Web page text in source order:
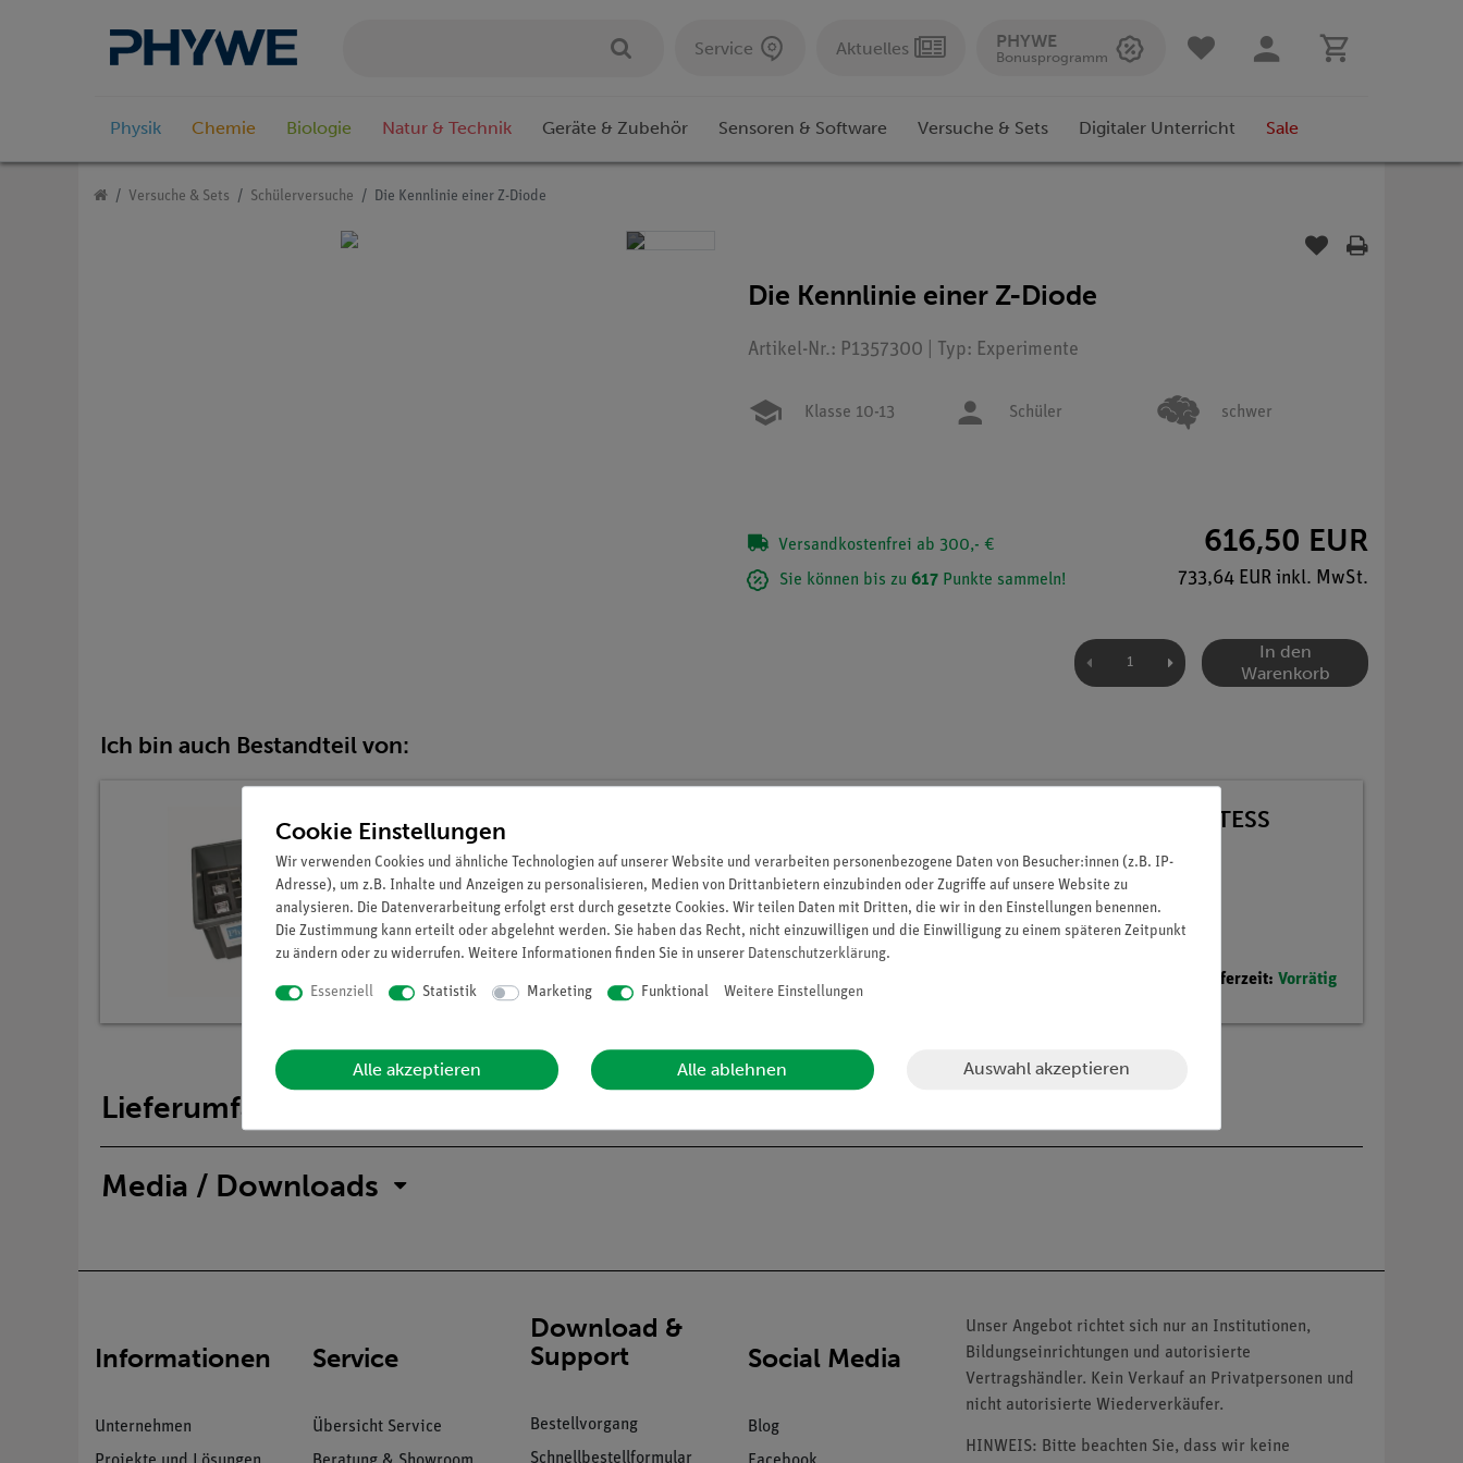
Service Aktuelles PHYWE
Bonusprogramm
Physik Chemie Biologie Natur & Technik Geräte & Zubehör Sensoren & Software Versuche & Sets Digitaler Unterricht Sale
Versuche & Sets Schülerversuche Die Kennlinie einer Z-Diode
Die Kennlinie einer Z-Diode
Artikel-Nr.: P1357300 | Typ: Experimente
Klasse 10-13 Schüler schwer
Versandkostenfrei ab 300,- €
Sie können bis zu 617 Punkte sammeln!
616,50 EUR
733,64 EUR inkl. MwSt.
In den
Warenkorb
Ich bin auch Bestandteil von:
Set Schülerversuche Elektrik auf Steckplatte 1 für 32 Versuche, TESS
Artikel-Nr.: 15281-88 | Typ: Set
Lieferzeit: Vorrätig
Lieferumfang
Media / Downloads
Informationen
Unternehmen
Service
Übersicht Service
Download &
Support
Bestellvorgang
Schnellbestellformular
Social Media
Blog
Unser Angebot richtet sich nur an Institutionen,
Bildungseinrichtungen und autorisierte
Vertragshändler. Kein Verkauf an Privatpersonen und
nicht autorisierte Wiederverkäufer.
HINWEIS: Bitte beachten Sie, dass wir keine
Cookie Einstellungen
Wir verwenden Cookies und ähnliche Technologien auf unserer Website und verarbeiten personenbezogene Daten von Besucher:innen (z.B. IP-
Adresse), um z.B. Inhalte und Anzeigen zu personalisieren, Medien von Drittanbietern einzubinden oder Zugriffe auf unsere Website zu
analysieren. Die Datenverarbeitung erfolgt erst durch gesetzte Cookies. Wir teilen Daten mit Dritten, die wir in den Einstellungen benennen.
Die Zustimmung kann erteilt oder abgelehnt werden. Sie haben das Recht, nicht einzuwilligen und die Einwilligung zu einem späteren Zeitpunkt
zu ändern oder zu widerrufen. Weitere Informationen finden Sie in unserer Daten­schutz­erklärung.
Essenziell Statistik Marketing Funktional Weitere Einstellungen
Alle akzeptieren Alle ablehnen Auswahl akzeptieren